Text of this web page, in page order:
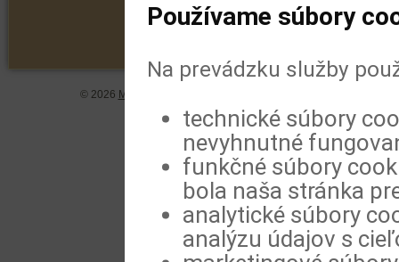
© 2026 MeDitorial
Používame súbory
Na prevádzku služby
technické súbory
nevyhnutné
funkčné súbory
bola naša stránka
analytické súbory
analýzu údajov s